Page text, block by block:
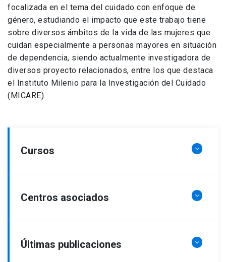
focalizada en el tema del cuidado con enfoque de
género, estudiando el impacto que este trabajo tiene
sobre diversos ámbitos de la vida de las mujeres que
cuidan especialmente a personas mayores en situación
de dependencia, siendo actualmente investigadora de
diversos proyecto relacionados, entre los que destaca
el Instituto Milenio para la Investigación del Cuidado
(MICARE).
Cursos
Centros asociados
Últimas publicaciones